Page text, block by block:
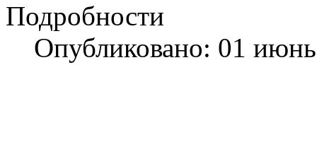
Подробности
Опубликовано: 01